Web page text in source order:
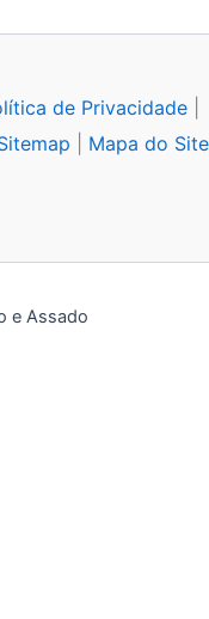
de Privacidade
Mapa do Site
e Assado